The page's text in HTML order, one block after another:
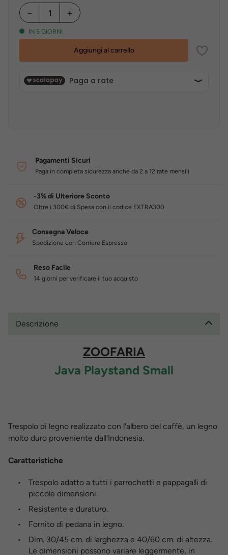
− +
IN 5 GIORNI
Aggiungi al carrello
Pagamenti Sicuri
Paga in completa sicurezza anche da 2 a 12 rate mensili
-3% di Ulteriore Sconto
Oltre i 300€ di Spesa con il codice EXTRA300
Consegna Veloce
Spedizione con Corriere Espresso
Reso Facile
14 giorni per verificare il tuo acquisto
Descrizione
ZOOFARIA
Java Playstand Small
Trespolo di legno realizzato con l'albero del caffè, un legno
molto duro proveniente dall'Indonesia.
Caratteristiche
Trespolo adatto a tutti i parrochetti e pappagalli di
piccole dimensioni.
Resistente e duraturo.
Fornito di pedana in legno.
Dim. 30/45 cm. di larghezza e 40/60 cm. di altezza.
Le dimensioni possono variare leggermente, in